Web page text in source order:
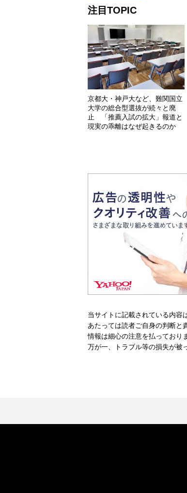
注目TOPIC
京都大・神戸大など、難関国立
大学の総合型選抜が続々と廃
止 「推薦入試の拡大」報道と
現実の乖離はなぜ起きるのか
当サイトに記載されている内容
あたっては読者ご自身の判断と
情報は細心の注意を払っており
万が一、トラブル等の損失が被